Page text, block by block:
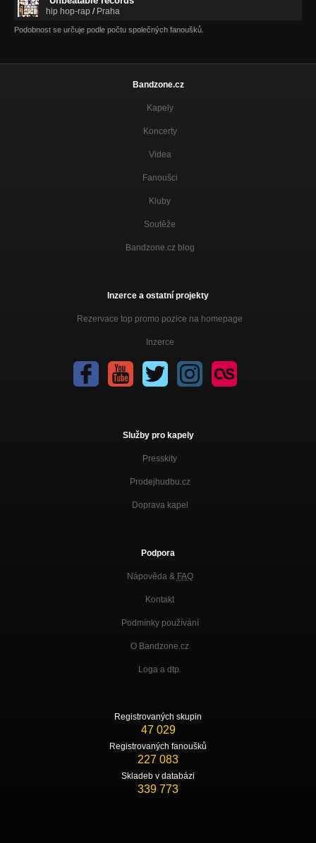
hip hop-rap / Praha
Podobnost se určuje podle počtu společných fanoušků.
Bandzone.cz
Kapely
Koncerty
Videa
Fanoušci
Kluby
Soutěže
Bandzone.cz blog
Inzerce a ostatní projekty
Rezervace top promo pozice na homepage
Inzerce
Služby pro kapely
Presskity
Prodejhudbu.cz
Doprava kapel
Podpora
Nápověda & FAQ
Kontakt
Podmínky používání
O Bandzone.cz
Loga a dtp.
Registrovaných skupin
47 029
Registrovaných fanoušků
227 083
Skladeb v databázi
339 773